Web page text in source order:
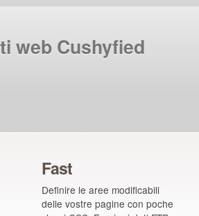
web Cushyfied
Fast
Definire le aree modificabili
delle vostre pagine con poche